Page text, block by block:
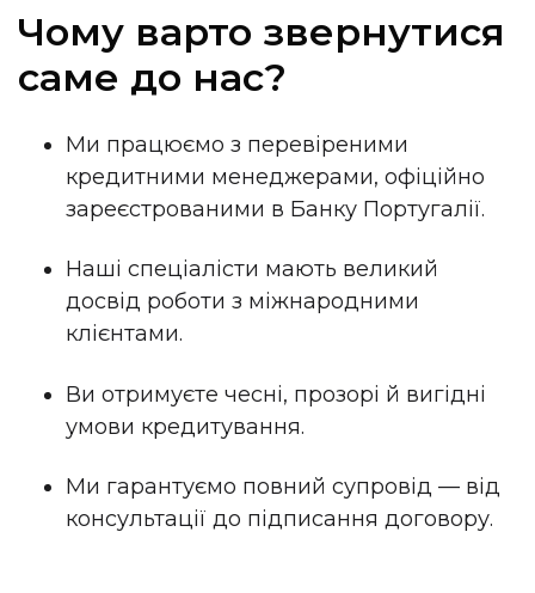
Чому варто звернутися
саме до нас?
Ми працюємо з перевіреними
кредитними менеджерами, офіційно
зареєстрованими в Банку Португалії.
Наші спеціалісти мають великий
досвід роботи з міжнародними
клієнтами.
Ви отримуєте чесні, прозорі й вигідні
умови кредитування.
Ми гарантуємо повний супровід — від
консультації до підписання договору.